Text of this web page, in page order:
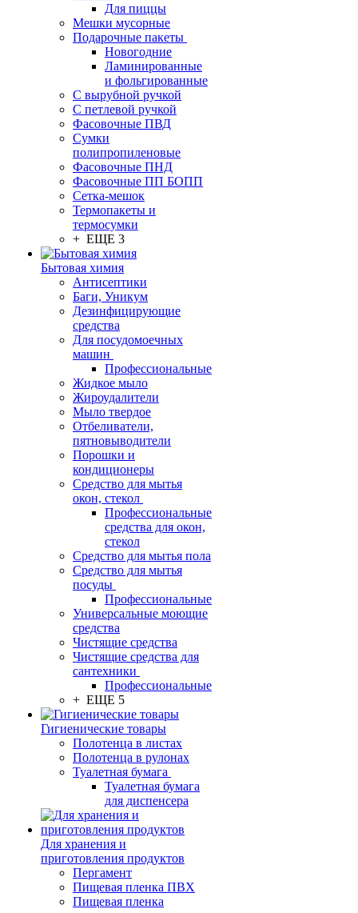
Для пиццы
Мешки мусорные
Подарочные пакеты
Новогодние
Ламинированные
и фольгированные
С вырубной ручкой
С петлевой ручкой
Фасовочные ПВД
Сумки
полипропиленовые
Фасовочные ПНД
Фасовочные ПП БОПП
Сетка-мешок
Термопакеты и
термосумки
+ ЕЩЕ 3
Бытовая химия
Антисептики
Баги, Уникум
Дезинфицирующие
средства
Для посудомоечных
машин
Профессиональные
Жидкое мыло
Жироудалители
Мыло твердое
Отбеливатели,
пятновыводители
Порошки и
кондиционеры
Средство для мытья
окон, стекол
Профессиональные
средства для окон,
стекол
Средство для мытья пола
Средство для мытья
посуды
Профессиональные
Универсальные моющие
средства
Чистящие средства
Чистящие средства для
сантехники
Профессиональные
+ ЕЩЕ 5
Гигиенические товары
Полотенца в листах
Полотенца в рулонах
Туалетная бумага
Туалетная бумага
для диспенсера
Для хранения и
приготовления продуктов
Пергамент
Пищевая пленка ПВХ
Пищевая пленка